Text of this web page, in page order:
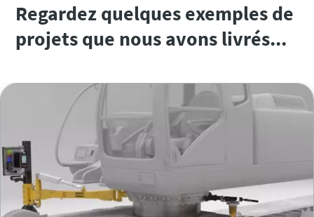
Regardez quelques exemples de
projets que nous avons livrés...